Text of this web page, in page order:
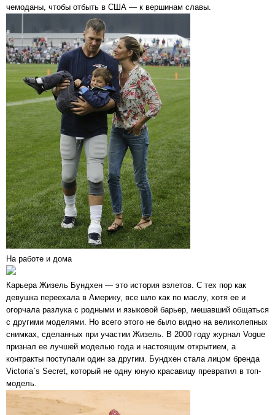
чемоданы, чтобы отбыть в США — к вершинам славы.
На работе и дома
Карьера Жизель Бундхен — это история взлетов. С тех пор как
девушка переехала в Америку, все шло как по маслу, хотя ее и
огорчала разлука с родными и языковой барьер, мешавший общаться
с другими моделями. Но всего этого не было видно на великолепных
снимках, сделанных при участии Жизель. В 2000 году журнал Vogue
признал ее лучшей моделью года и настоящим открытием, а
контракты поступали один за другим. Бундхен стала лицом бренда
Victoria`s Secret, который не одну юную красавицу превратил в топ-
модель.